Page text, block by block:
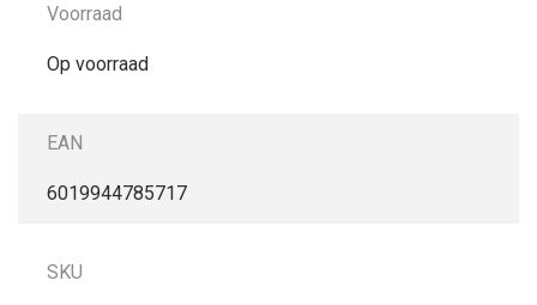
Voorraad
Op voorraad
EAN
6019944785717
SKU